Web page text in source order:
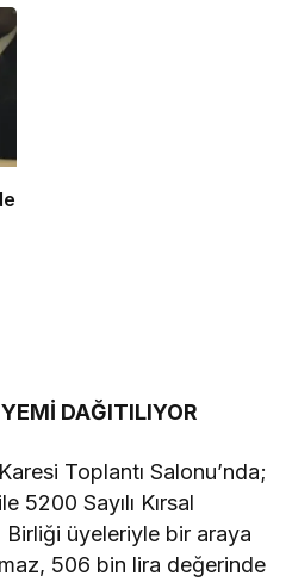
DAĞITILIYOR
Toplantı Salonu’nda;
5200 Sayılı Kırsal
Birliği üyeleriyle bir araya
506 bin lira değerinde